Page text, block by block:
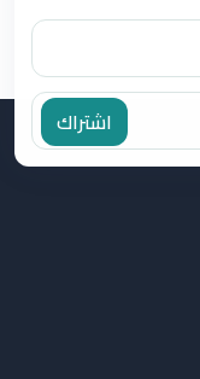
اشتراك